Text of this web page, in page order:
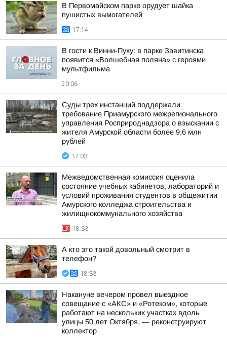
В Первомайском парке орудует шайка
пушистых вымогателей
17:14
В гости к Винни-Пуху: в парке Завитинска
появится «Волшебная поляна» с героями
мультфильма
20:06
Суды трех инстанций поддержали
требование Приамурского межрегионального
управления Росприроднадзора о взыскании с
жителя Амурской области более 9,6 млн
рублей
17:03
Межведомственная комиссия оценила
состояние учебных кабинетов, лабораторий и
условий проживания студентов в общежитии
Амурского колледжа строительства и
жилищнокоммунального хозяйства
18:33
А кто это такой довольный смотрит в
телефон?
18:33
Накануне вечером провел выездное
совещание с «АКС» и «Ротеком», которые
работают на нескольких участках вдоль
улицы 50 лет Октября, — реконструируют
коллектор